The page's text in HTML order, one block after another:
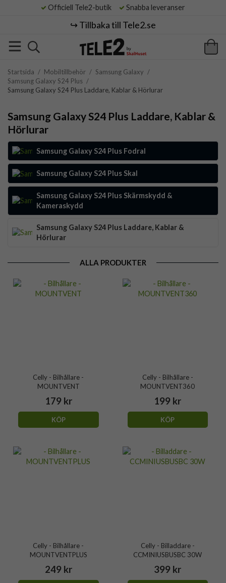
Officiell Tele2-butik Snabba leveranser
↪️ Tillbaka till Tele2.se
Startsida / Mobiltillbehör / Samsung Galaxy /
Samsung Galaxy S24 Plus /
Samsung Galaxy S24 Plus Laddare, Kablar & Hörlurar
Samsung Galaxy S24 Plus Laddare, Kablar &
Hörlurar
Samsung Galaxy S24 Plus Fodral
Samsung Galaxy S24 Plus Skal
Samsung Galaxy S24 Plus Skärmskydd &
Kameraskydd
Samsung Galaxy S24 Plus Laddare, Kablar &
Hörlurar
ALLA PRODUKTER
Celly - Bilhållare -
MOUNTVENT
179 kr
KÖP
Celly - Bilhållare -
MOUNTVENT360
199 kr
KÖP
Celly - Bilhållare -
MOUNTVENTPLUS
249 kr
Celly - Billaddare -
CCMINIUSBUSBC 30W
399 kr